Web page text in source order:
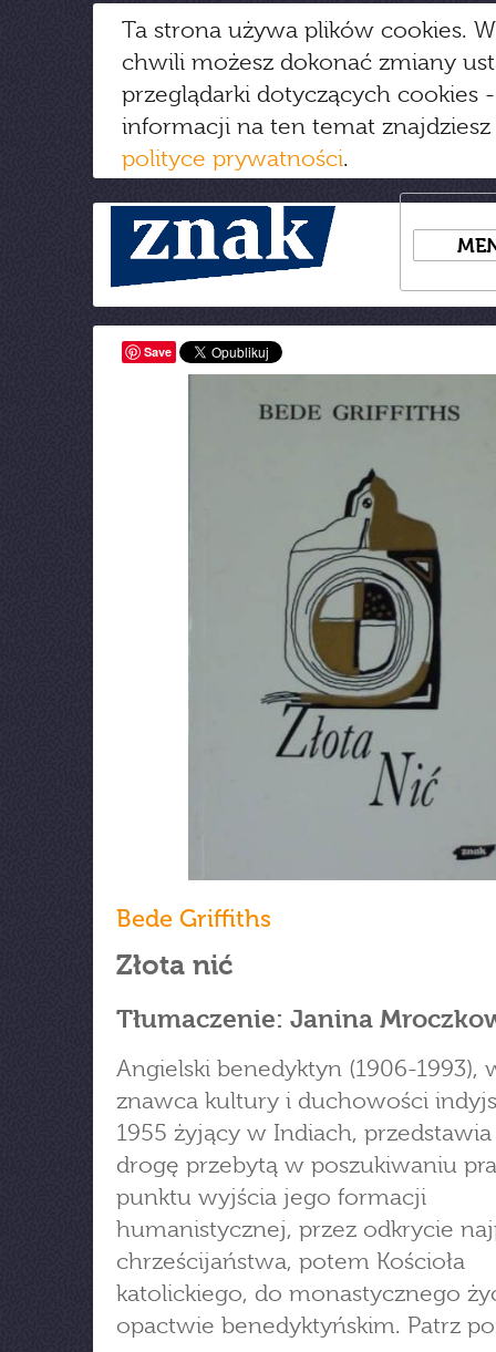
Ta strona używa plików cookies.
chwili możesz dokonać zmiany
przeglądarki dotyczących cookies
informacji na ten temat
polityce prywatności.
Save
Bede Griffiths
Złota nić
Tłumaczenie: Janina
Angielski benedyktyn (1906-1993),
znawca kultury i duchowości
1955 żyjący w Indiach,
drogę przebytą w poszukiwaniu
punktu wyjścia jego formacji
humanistycznej, przez odkrycie
chrześcijaństwa, potem Kościoła
katolickiego, do monastycznego
opactwie benedyktyńskim. Patrz